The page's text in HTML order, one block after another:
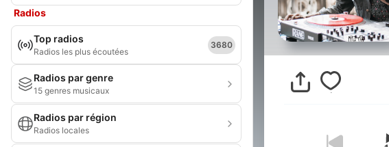
Radios
Top radios
Radios les plus écoutées
3680
Radios par genre
15 genres musicaux
Radios par région
Radios locales